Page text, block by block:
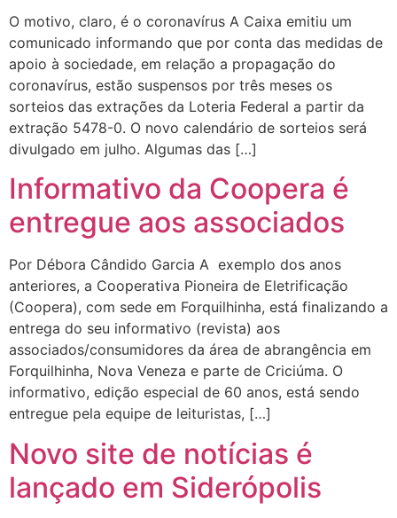
O motivo, claro, é o coronavírus A Caixa emitiu um
comunicado informando que por conta das medidas de
apoio à sociedade, em relação a propagação do
coronavírus, estão suspensos por três meses os
sorteios das extrações da Loteria Federal a partir da
extração 5478-0. O novo calendário de sorteios será
divulgado em julho. Algumas das […]
Informativo da Coopera é
entregue aos associados
Por Débora Cândido Garcia A exemplo dos anos
anteriores, a Cooperativa Pioneira de Eletrificação
(Coopera), com sede em Forquilhinha, está finalizando a
entrega do seu informativo (revista) aos
associados/consumidores da área de abrangência em
Forquilhinha, Nova Veneza e parte de Criciúma. O
informativo, edição especial de 60 anos, está sendo
entregue pela equipe de leituristas, […]
Novo site de notícias é
lançado em Siderópolis